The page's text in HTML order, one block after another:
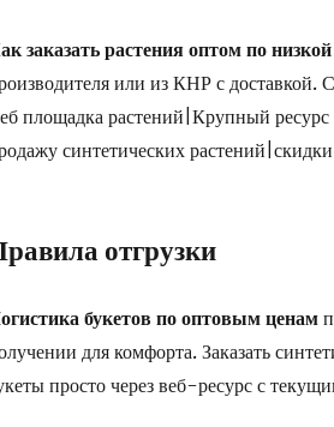
заказать растения оптом по
или из КНР с доставкой.
площадка растений|Крупный ресурс
синтетических
отгрузки
букетов по оптовым ценам
для комфорта. Заказать
просто через веб-ресурс с